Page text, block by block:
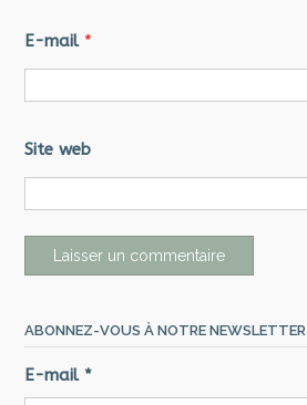
E-mail *
Site web
ABONNEZ-VOUS À NOTRE NEWSLETTER
E-mail *